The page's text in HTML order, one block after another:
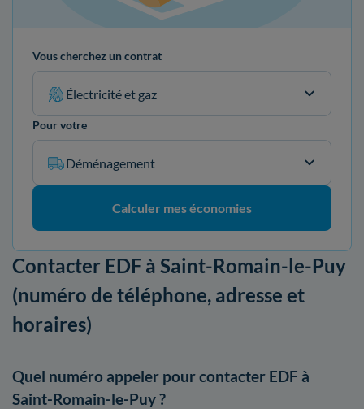
Vous cherchez un contrat
Électricité et gaz
Pour votre
Déménagement
Calculer mes économies
Contacter EDF à Saint-Romain-le-Puy
(numéro de téléphone, adresse et
horaires)
Quel numéro appeler pour contacter EDF à
Saint-Romain-le-Puy ?